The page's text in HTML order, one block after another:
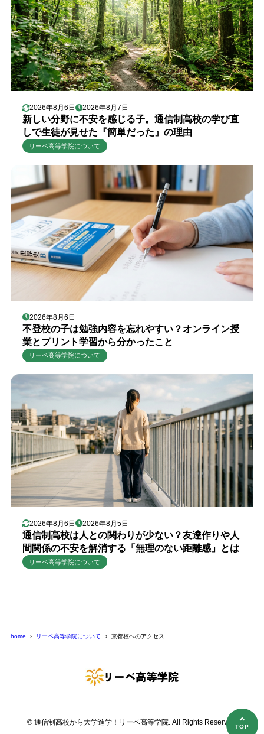
2026年8月6日 2026年8月7日
新しい分野に不安を感じる子。通信制高校の学び直
しで生徒が見せた『簡単だった』の理由
リーベ高等学院について
2026年8月6日
不登校の子は勉強内容を忘れやすい？オンライン授
業とプリント学習から分かったこと
リーベ高等学院について
2026年8月6日 2026年8月5日
通信制高校は人との関わりが少ない？友達作りや人
間関係の不安を解消する「無理のない距離感」とは
リーベ高等学院について
home リーベ高等学院について 京都校へのアクセス
© 通信制高校から大学進学！リーベ高等学院. All Rights Reserved.